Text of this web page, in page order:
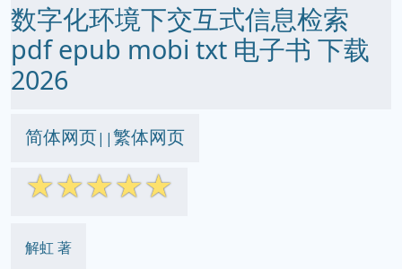
数字化环境下交互式信息检索
pdf epub mobi txt 电子书 下载
2026
简体网页||繁体网页
☆☆☆☆☆
解虹 著